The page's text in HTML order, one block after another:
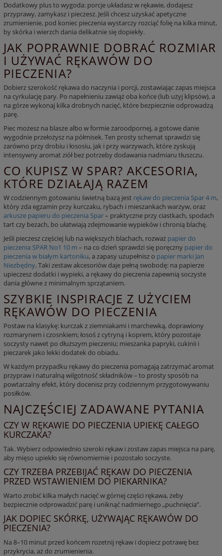
Dodatkowy plus to wygoda: porcje układasz w rękawie, dodajesz
przyprawy, zamykasz i pieczesz. Jeśli chcesz uzyskać apetyczne
zrumienienie, pod koniec pieczenia wystarczy rozciąć folię na kilka minut,
by skórka i wierzch dania delikatnie się dopiekły.
JAK POPRAWNIE DOBRAĆ ROZMIAR
I UŻYWAĆ RĘKAWÓW DO
PIECZENIA?
Dobierz szerokość rękawa do naczynia i porcji, zostawiając zapas miejsca
na cyrkulację pary. Po napełnieniu zawiąż oba końce (lub użyj klipsów), a
na górze wykonaj kilka drobnych nacięć, które bezpiecznie odprowadzą
parę.
Piec możesz na blasze albo w formie żaroodpornej, a gotowe danie
wygodnie przełożysz na półmisek. Ten prosty schemat sprawdzi się
zarówno przy drobiu i łososiu, jak i przy warzywach, które zyskują
intensywny aromat ziół bez potrzeby dodawania nadmiaru tłuszczu.
CO KUPISZ W SPAR? AKCESORIA,
KTÓRE DZIAŁAJĄ RAZEM
W codziennym gotowaniu świetną bazą jest rękaw do pieczenia Spar 4 m,
który zda egzamin przy kurczaku, rybach i mieszankach warzyw, oraz
arkusze papieru do pieczenia Spar– praktyczne przy ciastkach, spodach
tart czy bezach, bo ułatwiają zdejmowanie wypieków i chronią blachę.
Jeśli pieczesz częściej lub na większych blachach, rozważ papier do
pieczenia SPAR No1 10 m – na co dzień sprawdzi się poręczny papier do
pieczenia w białym kartoniku, a zapasy uzupełnisz o papier marki Jan
Niezbędny. Taki zestaw akcesoriów daje pełną swobodę: na papierze
upieczesz dodatki i wypieki, a rękawy do pieczenia zapewnią soczyste
dania główne z minimalnym sprzątaniem.
SZYBKIE INSPIRACJE Z UŻYCIEM
RĘKAWÓW DO PIECZENIA
Postaw na klasykę: kurczak z ziemniakami i marchewką, doprawiony
rozmarynem i czosnkiem; łosoś z cytryną i koprem, który pozostaje
soczysty nawet po dłuższym pieczeniu; mieszanka papryki, cukinii i
pieczarek jako lekki dodatek do obiadu.
W każdym przypadku rękawy do pieczenia pomagają zatrzymać aromat
przypraw i naturalną wilgotność składników – to prosty sposób na
powtarzalny efekt, który docenisz przy codziennym przygotowywaniu
posiłków.
NAJCZĘŚCIEJ ZADAWANE PYTANIA
CZY W RĘKAWIE DO PIECZENIA UPIEKĘ CAŁEGO
KURCZAKA?
Tak. Wybierz odpowiednio szeroki rękaw i zostaw zapas miejsca na parę,
aby mięso upiekło się równomiernie i pozostało soczyste.
CZY TRZEBA PRZEBIJAĆ RĘKAW DO PIECZENIA
PRZED WSTAWIENIEM DO PIEKARNIKA?
Warto zrobić kilka małych nacięć w górnej części rękawa, żeby
bezpiecznie odprowadzić parę i uniknąć nadmiernego „puchnięcia”.
JAK DOPIEC SKÓRKĘ, UŻYWAJĄC RĘKAWÓW DO
PIECZENIA?
Na 8–10 minut przed końcem rozetnij rękaw i dopiecz potrawę bez
przykrycia, aż do zrumienienia.